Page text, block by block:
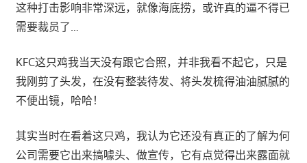
这种打击影响非常深远，就像海底捞，或许真的逼不得已
需要裁员了…
KFC这只鸡我当天没有跟它合照，并非我看不起它，只是
我刚剪了头发，在没有整装待发、将头发梳得油油腻腻的
不便出镜，哈哈！
其实当时在看着这只鸡，我认为它还没有真正的了解为何
公司需要它出来搞噱头、做宣传，它有点觉得出来露面就